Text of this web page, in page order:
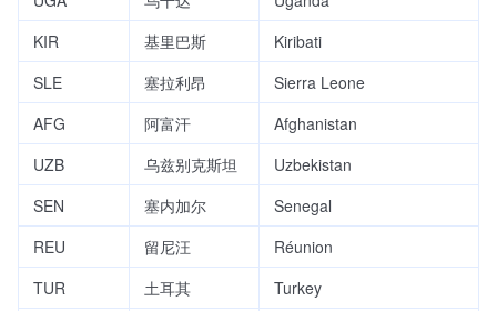
KIR
基里巴斯
Kiribati
SLE
塞拉利昂
Sierra Leone
AFG
阿富汗
Afghanistan
UZB
乌兹别克斯坦
Uzbekistan
SEN
塞内加尔
Senegal
REU
留尼汪
Réunion
TUR
土耳其
Turkey